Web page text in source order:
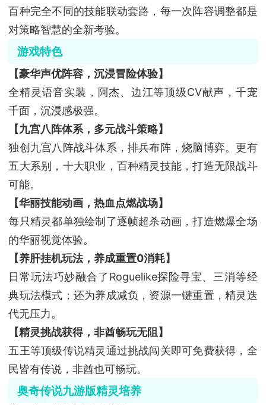
百种完全不同的技能联动套路，每一次阵容调整都是
对策略智慧的全新考验。
游戏特色
【豪华声优阵容，沉浸冒险体验】
全精灵语音实装，阿杰、边江等顶级CV献声，千宠
千面，沉浸感极强。
【九宫八阵体系，多元战斗策略】
独创九宫八阵战斗体系，排兵布阵，烧脑博弈。更有
五大系别，十大职业，百种精灵技能，打造无限战斗
可能。
【华丽技能动画，热血点燃战场】
每只精灵都单独绘制了逐帧超杀动画，打造燃爆全场
的华丽视觉体验。
【养肝挂机玩法，养成重置0消耗】
日常玩法巧妙融合了Roguelike探险寻宝、三消等经
典玩法模式；还为养成减负，资源一键重置，精灵迭
代无压力。
【精灵挑战获得，非酋畅玩无阻】
五王等顶级传说精灵通过挑战闯关即可免费获得，全
民皆有传说，非酋也可畅玩。
奥奇传说九游版精灵培养